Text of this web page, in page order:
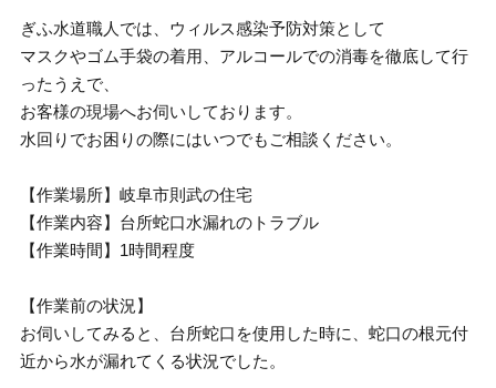
ぎふ水道職人では、ウィルス感染予防対策として
マスクやゴム手袋の着用、アルコールでの消毒を徹底して行
ったうえで、
お客様の現場へお伺いしております。
水回りでお困りの際にはいつでもご相談ください。
【作業場所】岐阜市則武の住宅
【作業内容】台所蛇口水漏れのトラブル
【作業時間】1時間程度
【作業前の状況】
お伺いしてみると、台所蛇口を使用した時に、蛇口の根元付
近から水が漏れてくる状況でした。